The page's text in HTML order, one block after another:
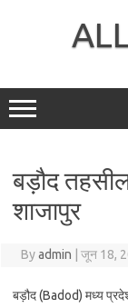
बड़ौद
शाजापुर
Byadmin जून 18,
बड़ौद (Badod) मध्य